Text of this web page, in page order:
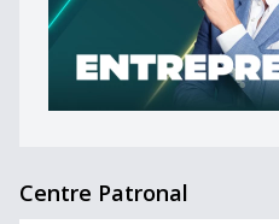
Centre Patronal